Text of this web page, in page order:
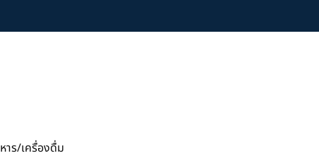
าร/เครื่องดื่ม